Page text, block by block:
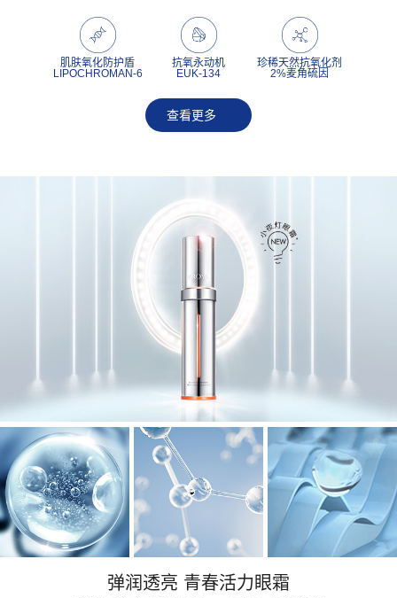
肌肤氧化防护盾
LIPOCHROMAN-6
抗氧永动机
EUK-134
珍稀天然抗氧化剂
2%麦角硫因
查看更多
弹润透亮 青春活力眼霜